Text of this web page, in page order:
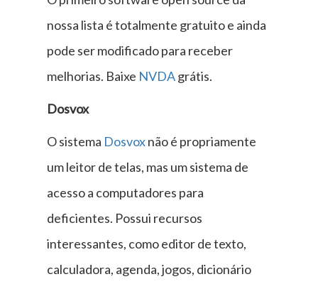
nossa lista é totalmente gratuito e ainda
pode ser modificado para receber
melhorias. Baixe NVDAgrátis.
Dosvox
O sistema Dosvoxnão é propriamente
um leitor de telas, mas um sistema de
acesso a computadores para
deficientes. Possui recursos
interessantes, como editor de texto,
calculadora, agenda, jogos, dicionário